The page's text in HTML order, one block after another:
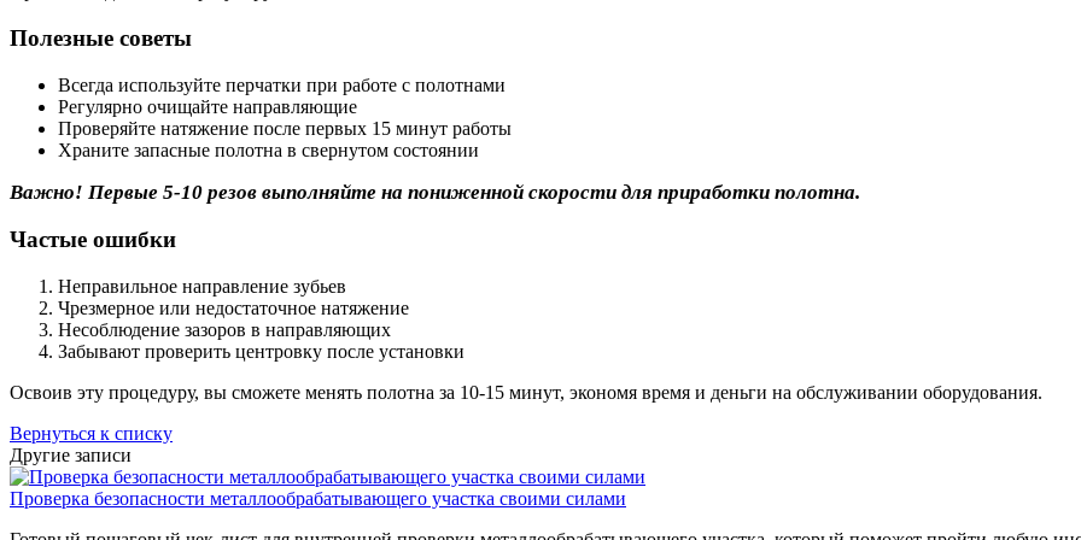
Полезные советы
Всегда используйте перчатки при работе с полотнами
Регулярно очищайте направляющие
Проверяйте натяжение после первых 15 минут работы
Храните запасные полотна в свернутом состоянии
Важно! Первые 5-10 резов выполняйте на пониженной скорости для приработки полотна.
Частые ошибки
Неправильное направление зубьев
Чрезмерное или недостаточное натяжение
Несоблюдение зазоров в направляющих
Забывают проверить центровку после установки
Освоив эту процедуру, вы сможете менять полотна за 10-15 минут, экономя время и деньги на обслуживании оборудования.
Вернуться к списку
Другие записи
Проверка безопасности металлообрабатывающего участка своими силами